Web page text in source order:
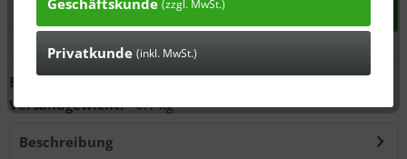
In den
Anfragen
Bestell-Nr.:
Versandgewicht:
0.1 kg
Beschreibung
(zzgl. MwSt.)
Privatkunde (inkl. MwSt.)